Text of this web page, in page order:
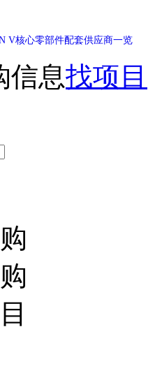
V核心零部件配套供应商一览
零部件配套供应商一览
V核心零部件配套供应商一览
信息找项目